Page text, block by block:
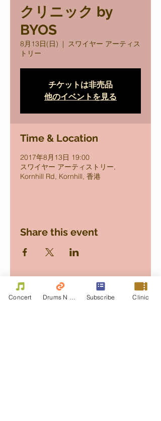
クリニック by
BYOS
8月13日(日)
  |
スワイヤー アーティス
トリー
チケットは非売品
他のイベントを見る
Time & Location
2017年8月13日 19:00
スワイヤー アーティストリー,
Kornhill Rd, Kornhill, 香港
Share this event
Concert Subscribe Clinic